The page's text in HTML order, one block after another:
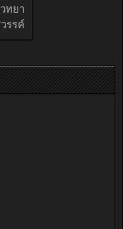
ทยา
รรค์